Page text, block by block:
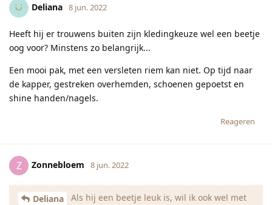
Deliana 8 jun. 2022
Heeft hij er trouwens buiten zijn kledingkeuze wel een beetje
oog voor? Minstens zo belangrijk...
Een mooi pak, met een versleten riem kan niet. Op tijd naar
de kapper, gestreken overhemden, schoenen gepoetst en
shine handen/nagels.
Reageren
Z Zonnebloem 8 jun. 2022
Deliana
Als hij een beetje leuk is, wil ik ook wel met